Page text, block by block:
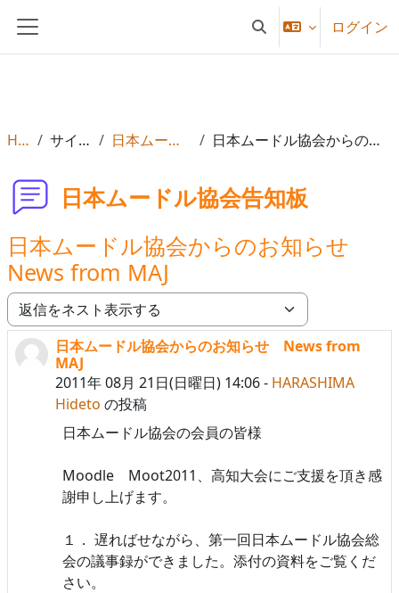
サイドパネル 検索入力に切り替える
ログイン
Home サイトページ 日本ムードル協会告知板 日本ムードル協会からのお知らせ News from MAJ
日本ムードル協会告知板
日本ムードル協会からのお知らせ
News from MAJ
表示モード
日本ムードル協会からのお知らせ News from
MAJ
2011年 08月 21日(日曜日) 14:06- HARASHIMA
Hideto の投稿
返信数: 0
日本ムードル協会の会員の皆様
Moodle Moot2011、高知大会にご支援を頂き感
謝申し上げます。
１． 遅ればせながら、第一回日本ムードル協会総
会の議事録ができました。添付の資料をご覧くだ
さい。